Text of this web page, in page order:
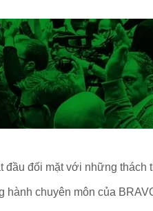
đối mặt với những thách
chuyên môn của